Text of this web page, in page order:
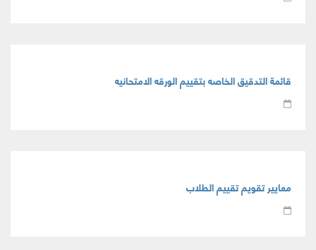
قائمة التدقيق الخاصه بتقييم الورقه الامتحانيه
معايير تقويم تقييم الطلاب